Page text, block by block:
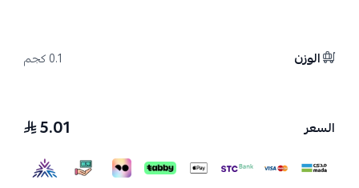
الوزن 0.1 كجم
السعر 5.01